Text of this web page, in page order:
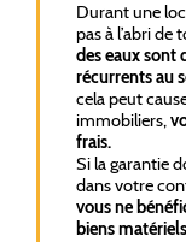
Durant une
pas à l’abri de
des eaux sont
récurrents au
cela peut
immobiliers,
frais.
Si la garantie
dans votre
vous ne
biens